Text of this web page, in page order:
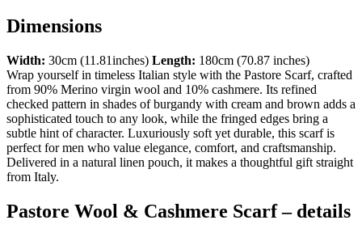
Dimensions
Width: 30cm (11.81inches) Length: 180cm (70.87 inches)
Wrap yourself in timeless Italian style with the Pastore Scarf, crafted
from 90% Merino virgin wool and 10% cashmere. Its refined
checked pattern in shades of burgandy with cream and brown adds a
sophisticated touch to any look, while the fringed edges bring a
subtle hint of character. Luxuriously soft yet durable, this scarf is
perfect for men who value elegance, comfort, and craftsmanship.
Delivered in a natural linen pouch, it makes a thoughtful gift straight
from Italy.
Pastore Wool & Cashmere Scarf – details